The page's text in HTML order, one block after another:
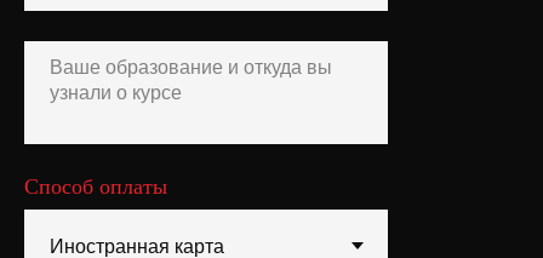
Способ оплаты
ИНН: 774303918827Оферта
Refund policy:This is a digital product.
Refunds are not available after access is